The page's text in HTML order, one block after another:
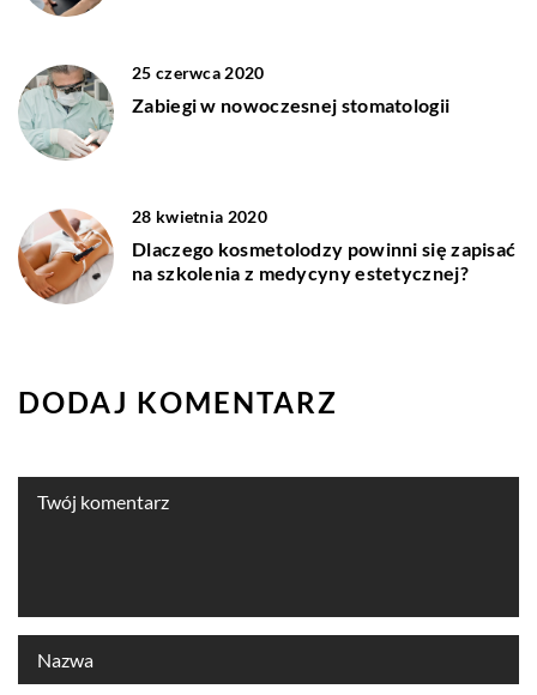
25 czerwca 2020
Zabiegi w nowoczesnej stomatologii
28 kwietnia 2020
Dlaczego kosmetolodzy powinni się zapisać
na szkolenia z medycyny estetycznej?
DODAJ KOMENTARZ